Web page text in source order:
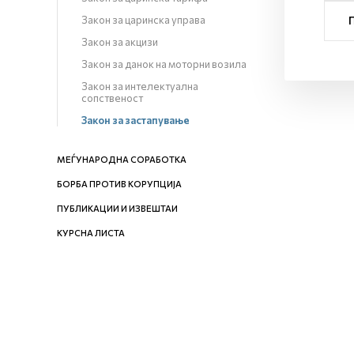
Закон за царинска управа
Закон за акцизи
Закон за данок на моторни возила
Закон за интелектуална
сопственост
Закон за застапување
МЕЃУНАРОДНА СОРАБОТКА
БОРБА ПРОТИВ КОРУПЦИЈА
ПУБЛИКАЦИИ И ИЗВЕШТАИ
КУРСНА ЛИСТА